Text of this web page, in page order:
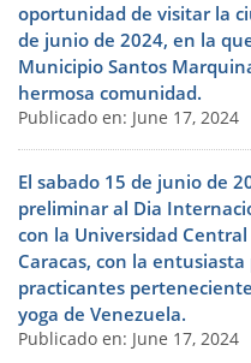
oportunidad de visitar la
de junio de 2024, en la
Municipio Santos
hermosa comunidad.
Publicado en: June 17, 2024
El sabado 15 de junio de
preliminar al Dia
con la Universidad Central
Caracas, con la
practicantes
yoga de Venezuela.
Publicado en: June 17, 2024